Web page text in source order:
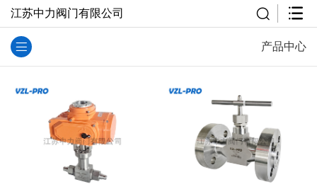
江苏中力阀门有限公司
产品中心